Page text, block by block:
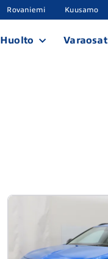
Rovaniemi Kuusamo
Huolto Varaosat